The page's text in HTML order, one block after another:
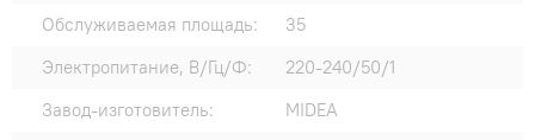
Обслуживаемая площадь:
35
Электропитание, В/Гц/Ф:
220-240/50/1
Завод-изготовитель:
MIDEA